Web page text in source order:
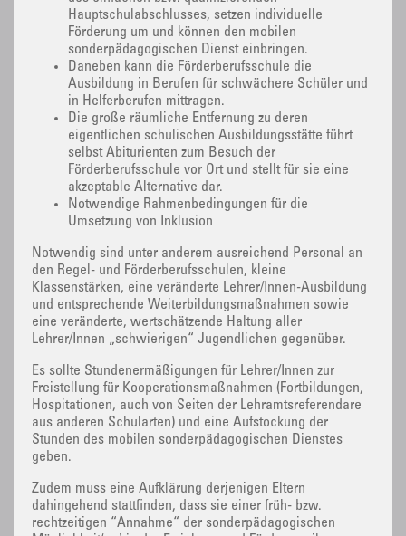
Hauptschulabschlusses, setzen individuelle
Förderung um und können den mobilen
sonderpädagogischen Dienst einbringen.
Daneben kann die Förderberufsschule die
Ausbildung in Berufen für schwächere Schüler und
in Helferberufen mittragen.
Die große räumliche Entfernung zu deren
eigentlichen schulischen Ausbildungsstätte führt
selbst Abiturienten zum Besuch der
Förderberufsschule vor Ort und stellt für sie eine
akzeptable Alternative dar.
Notwendige Rahmenbedingungen für die
Umsetzung von Inklusion
Notwendig sind unter anderem ausreichend Personal an
den Regel- und Förderberufsschulen, kleine
Klassenstärken, eine veränderte Lehrer/Innen-Ausbildung
und entsprechende Weiterbildungsmaßnahmen sowie
eine veränderte, wertschätzende Haltung aller
Lehrer/Innen „schwierigen“ Jugendlichen gegenüber.
Es sollte Stundenermäßigungen für Lehrer/Innen zur
Freistellung für Kooperationsmaßnahmen (Fortbildungen,
Hospitationen, auch von Seiten der Lehramtsreferendare
aus anderen Schularten) und eine Aufstockung der
Stunden des mobilen sonderpädagogischen Dienstes
geben.
Zudem muss eine Aufklärung derjenigen Eltern
dahingehend stattfinden, dass sie einer früh- bzw.
rechtzeitigen “Annahme“ der sonderpädagogischen